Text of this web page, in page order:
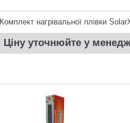
Комплект нагрівальної плівки
Ціну уточнюйте у